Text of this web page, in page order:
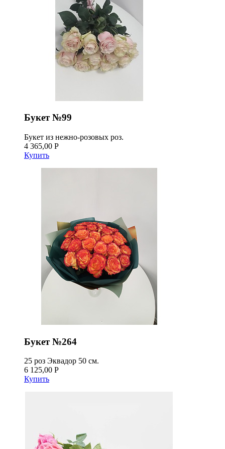
Букет №99
Букет из нежно-розовых роз.
4 365,00 Р
Купить
Букет №264
25 роз Эквадор 50 см.
6 125,00 Р
Купить